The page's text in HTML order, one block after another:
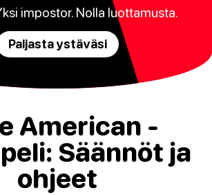
impostor. Nolla luottamusta.
Paljasta ystäväsi
American -
Säännöt ja
ohjeet